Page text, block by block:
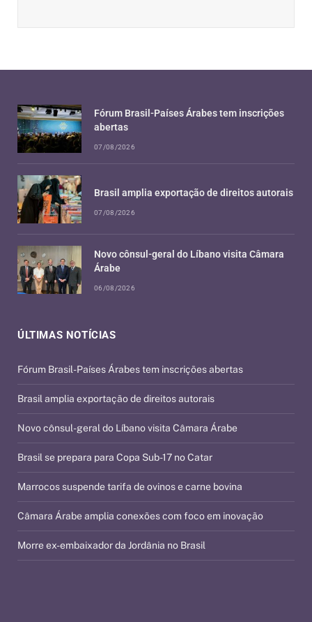
ÚLTIMAS NOTÍCIAS
Fórum Brasil-Países Árabes tem inscrições abertas
Brasil amplia exportação de direitos autorais
Novo cônsul-geral do Líbano visita Câmara Árabe
Brasil se prepara para Copa Sub-17 no Catar
Marrocos suspende tarifa de ovinos e carne bovina
Câmara Árabe amplia conexões com foco em inovação
Morre ex-embaixador da Jordânia no Brasil
Fórum Brasil-Países Árabes tem inscrições
abertas
07/08/2026
Brasil amplia exportação de direitos autorais
07/08/2026
Novo cônsul-geral do Líbano visita Câmara
Árabe
06/08/2026